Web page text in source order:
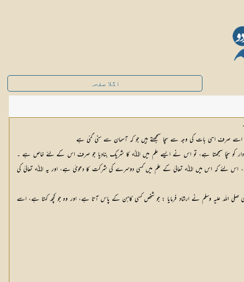
اگلا صفحہ
صرف اسی بات کی وجہ سے سچا سمجھتے ہیں جو کہ آسمان سے سنی گئی ہے
کو سچّا سمجھتا ہے، تو اس نے ایسے علم میں اﷲ کا شریک بنادیا جو صرف اس کے لئے خاص ہے ۔
اس لئے کہ اس میں اﷲ تعالیٰ کے علم میں کسی دوسرے کی شرکت کا دعویٰ ہے، اور یہ اﷲ تعالیٰ کی